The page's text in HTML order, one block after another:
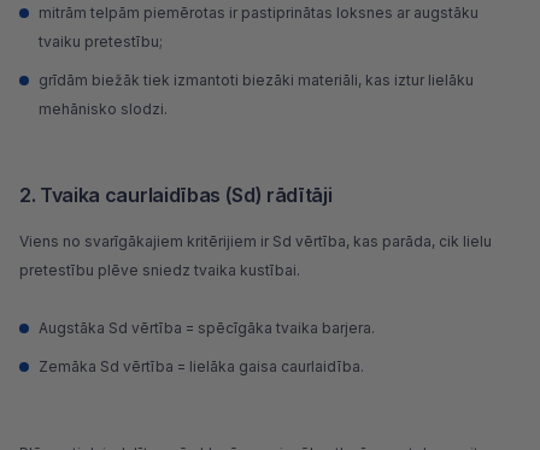
mitrām telpām piemērotas ir pastiprinātas loksnes ar augstāku
tvaiku pretestību;
grīdām biežāk tiek izmantoti biezāki materiāli, kas iztur lielāku
mehānisko slodzi.
2. Tvaika caurlaidības (Sd) rādītāji
Viens no svarīgākajiem kritērijiem ir Sd vērtība, kas parāda, cik lielu
pretestību plēve sniedz tvaika kustībai.
Augstāka Sd vērtība = spēcīgāka tvaika barjera.
Zemāka Sd vērtība = lielāka gaisa caurlaidība.